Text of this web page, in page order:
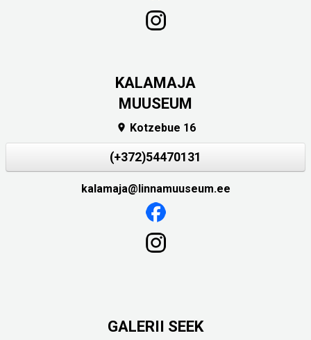
KALAMAJA
MUUSEUM
 Kotzebue 16
(+372)54470131
kalamaja@linnamuuseum.ee
GALERII SEEK